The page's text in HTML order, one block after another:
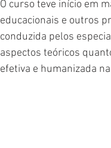
O curso teve início em
educacionais e outros
conduzida pelos
aspectos teóricos
efetiva e humanizada